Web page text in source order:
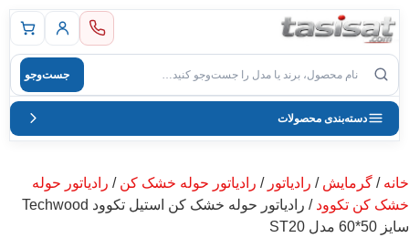
اصلی
جست‌وجو
دسته‌بندی محصولات
خانه / گرمایش / رادیاتور / رادیاتور حوله خشک کن / رادیاتور حوله
خشک کن تکوود
/ رادیاتور حوله خشک کن استیل تکوود Techwood
سایز 50*60 مدل ST20